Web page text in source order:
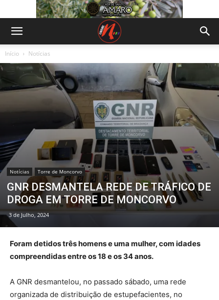
Início Notícias
Notícias Torre de Moncorvo
GNR DESMANTELA REDE DE TRÁFICO DE
DROGA EM TORRE DE MONCORVO
3 de Julho, 2024
Foram detidos três homens e uma mulher, com idades
compreendidas entre os 18 e os 34 anos.
A GNR desmantelou, no passado sábado, uma rede
organizada de distribuição de estupefacientes, no